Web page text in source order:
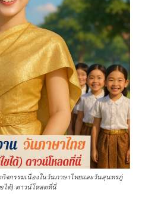
จกรรมเนื่องในวันภาษาไทยและวันสุนทรภู่
ได้) ดาวน์โหลดที่นี่